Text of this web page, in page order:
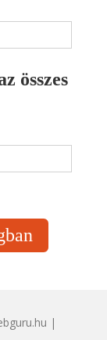
összes
|